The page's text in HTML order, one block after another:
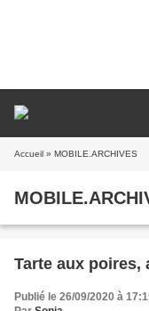
Accueil » MOBILE.ARCHIVES
Tarte aux poires,
Publié le 26/09/2020 à